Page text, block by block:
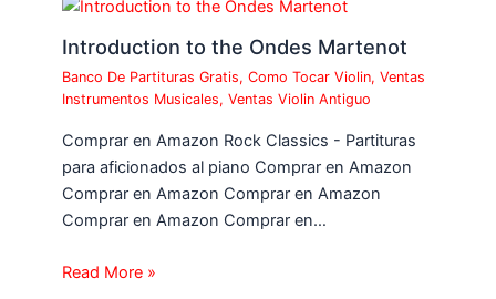
Introduction to the Ondes Martenot
Banco De Partituras Gratis,Como Tocar Violin,Ventas
Instrumentos Musicales,Ventas Violin Antiguo
Comprar en Amazon Rock Classics - Partituras
para aficionados al piano Comprar en Amazon
Comprar en Amazon Comprar en Amazon
Comprar en Amazon Comprar en…
Read More »